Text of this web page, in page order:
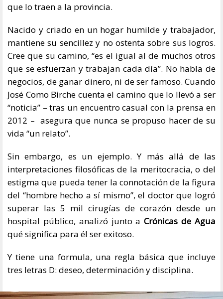
que lo traen a la provincia.
Nacido y criado en un hogar humilde y trabajador,
mantiene su sencillez y no ostenta sobre sus logros.
Cree que su camino, “es el igual al de muchos otros
que se esfuerzan y trabajan cada día”. No habla de
negocios, de ganar dinero, ni de ser famoso. Cuando
José Como Birche cuenta el camino que lo llevó a ser
“noticia” – tras un encuentro casual con la prensa en
2012 – asegura que nunca se propuso hacer de su
vida “un relato”.
Sin embargo, es un ejemplo. Y más allá de las
interpretaciones filosóficas de la meritocracia, o del
estigma que pueda tener la connotación de la figura
del “hombre hecho a sí mismo”, el doctor que logró
superar las 5 mil cirugías de corazón desde un
hospital público, analizó junto aCrónicas de Agua
qué significa para él ser exitoso.
Y tiene una formula, una regla básica que incluye
tres letras D: deseo, determinación y disciplina.